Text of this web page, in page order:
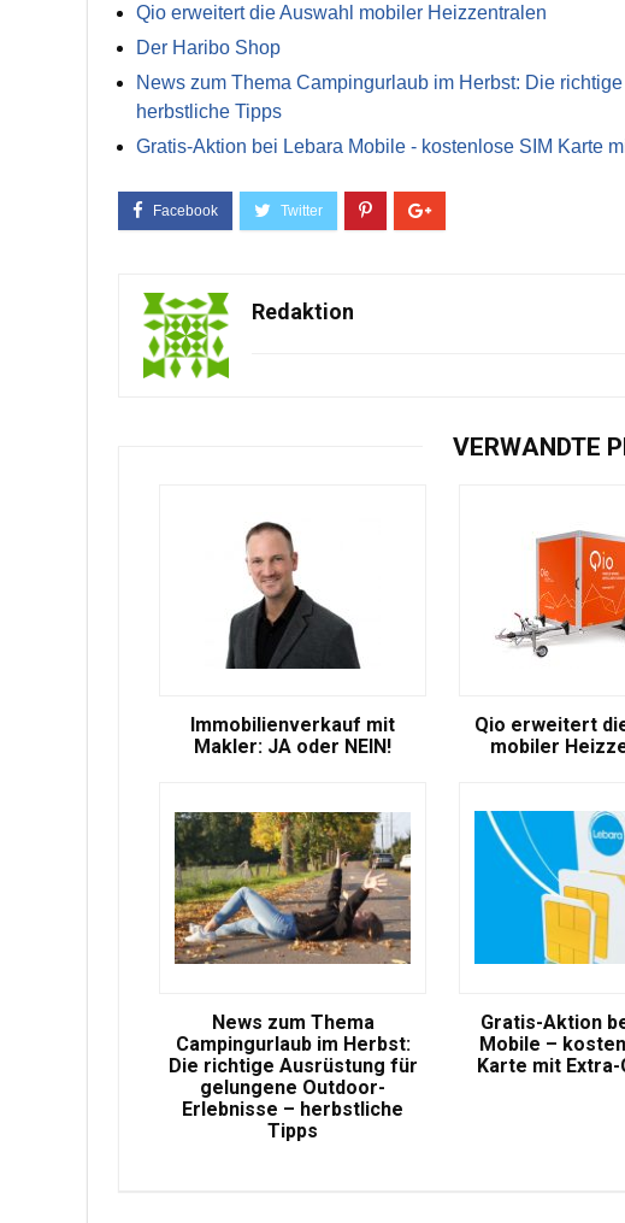
Qio erweitert die Auswahl mobiler Heizzentralen
Der Haribo Shop
News zum Thema Campingurlaub im Herbst: Die
herbstliche Tipps
Gratis-Aktion bei Lebara Mobile - kostenlose SIM Karte
Redaktion
VERWANDTE
Immobilienverkauf mit
Makler: JA oder NEIN!
Qio erweitert
mobiler
News zum Thema
Campingurlaub im Herbst:
Die richtige Ausrüstung für
gelungene Outdoor-
Erlebnisse – herbstliche
Tipps
Gratis-Aktion
Mobile –
Karte mit Extra-